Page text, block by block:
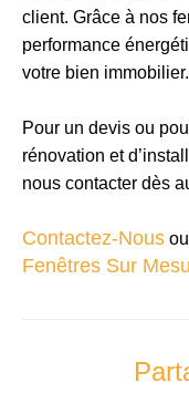
client. Grâce à nos
performance
votre bien immobilier.
Pour un devis ou
rénovation et
nous contacter dès
Contactez-Nous
Fenêtres Sur